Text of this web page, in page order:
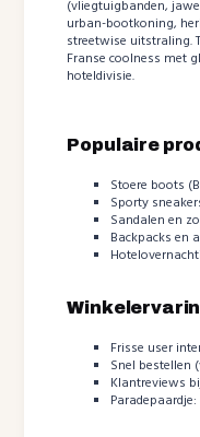
(vliegtuigbanden,
urban-bootkoning,
streetwise uitstraling.
Franse coolness met
hoteldivisie.
Populaire
Stoere boots
Sporty
Sandalen en
Backpacks en
Frisse user
Snel bestellen
Klantreviews